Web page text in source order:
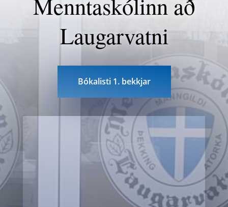
Menntaskólinn að
Laugarvatni
Bókalisti 1. bekkjar

Fjarvera